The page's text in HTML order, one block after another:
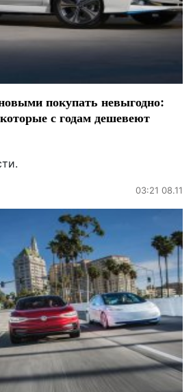
покупать невыгодно:
с годам дешевеют
03:21 08.11